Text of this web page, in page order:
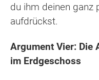
du ihm deinen ganz
aufdrückst.
Argument Vier: Die
im Erdgeschoss